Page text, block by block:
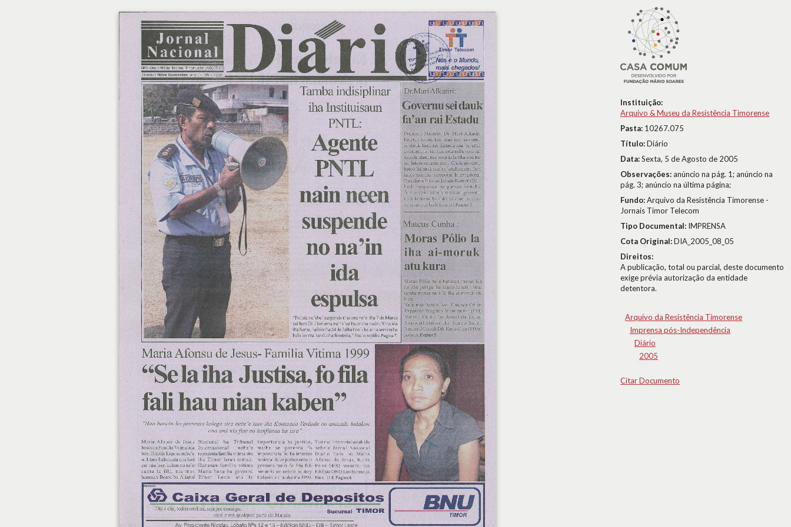
Instituição:
Arquivo & Museu da Resistência Timorense
Pasta: 10267.075
Título:Diário
Data:Sexta, 5 de Agosto de 2005
Observações:anúncio na pág. 1; anúncio na
pág. 3; anúncio na última página;
Fundo:Arquivo da Resistência Timorense -
Jornais Timor Telecom
Tipo Documental: IMPRENSA
Cota Original:DIA_2005_08_05
Direitos:
A publicação, total ou parcial, deste documento
exige prévia autorização da entidade
detentora.
Arquivo da Resistência Timorense
Imprensa pós-Independência
Diário
2005
Citar Documento